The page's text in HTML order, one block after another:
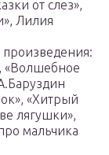
от слез»,
Лилия
«Волшебное
«Хитрый
лягушки»,
мальчика